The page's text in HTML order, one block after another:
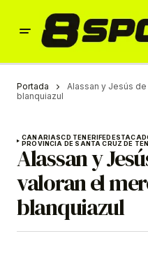
Portada
Alassan y Jesús
blanquiazul
CANARIASCD TENERIFE
PROVINCIA DE SANTA CRUZ DE
Alassan y
valoran el
blanquiazul